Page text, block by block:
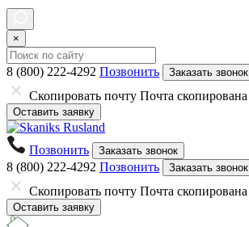
×
8 (800) 222-4292 Позвонить Заказать звонок
Скопировать почту Почта скопирована
Оставить заявку
Позвонить Заказать звонок
8 (800) 222-4292 Позвонить Заказать звонок
Скопировать почту Почта скопирована
Оставить заявку